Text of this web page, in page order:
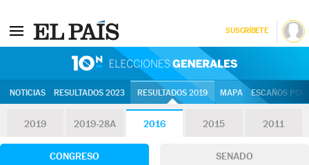
SUSCRÍBETE
NOTICIAS RESULTADOS 2023 RESULTADOS 2019 MAPA ESCAÑOS
2019 2019-28A 2016 2015 2011
CONGRESO SENADO